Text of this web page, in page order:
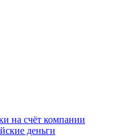
на счёт компании
деньги